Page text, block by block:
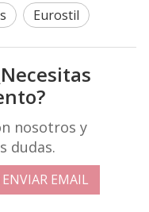
Eurostil
nosotros y
dudas.
ENVIAR EMAIL